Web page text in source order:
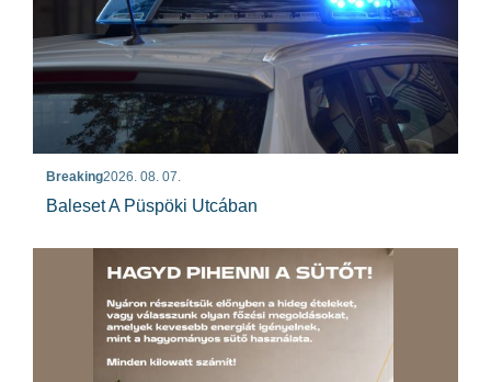
Breaking2026. 08. 07.
Baleset A Püspöki Utcában